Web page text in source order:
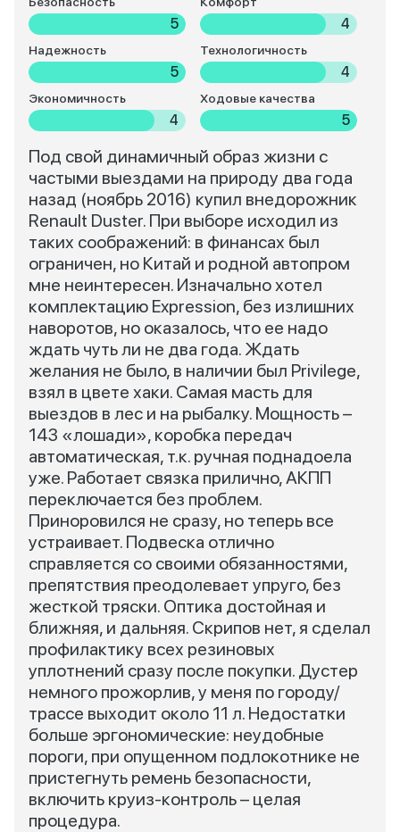
5 4
Надежность
5
Технологичность
4
Экономичность
4
Ходовые качества
5
Под свой динамичный образ жизни с
частыми выездами на природу два года
назад (ноябрь 2016) купил внедорожник
Renault Duster. При выборе исходил из
таких соображений: в финансах был
ограничен, но Китай и родной автопром
мне неинтересен. Изначально хотел
комплектацию Expression, без излишних
наворотов, но оказалось, что ее надо
ждать чуть ли не два года. Ждать
желания не было, в наличии был Privilege,
взял в цвете хаки. Самая масть для
выездов в лес и на рыбалку. Мощность –
143 «лошади», коробка передач
автоматическая, т.к. ручная поднадоела
уже. Работает связка прилично, АКПП
переключается без проблем.
Приноровился не сразу, но теперь все
устраивает. Подвеска отлично
справляется со своими обязанностями,
препятствия преодолевает упруго, без
жесткой тряски. Оптика достойная и
ближняя, и дальняя. Скрипов нет, я сделал
профилактику всех резиновых
уплотнений сразу после покупки. Дустер
немного прожорлив, у меня по городу/
трассе выходит около 11 л. Недостатки
больше эргономические: неудобные
пороги, при опущенном подлокотнике не
пристегнуть ремень безопасности,
включить круиз-контроль – целая
процедура.